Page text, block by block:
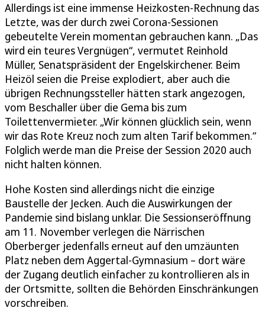
Allerdings ist eine immense Heizkosten-Rechnung das
Letzte, was der durch zwei Corona-Sessionen
gebeutelte Verein momentan gebrauchen kann. „Das
wird ein teures Vergnügen“, vermutet Reinhold
Müller, Senatspräsident der Engelskirchener. Beim
Heizöl seien die Preise explodiert, aber auch die
übrigen Rechnungssteller hätten stark angezogen,
vom Beschaller über die Gema bis zum
Toilettenvermieter. „Wir können glücklich sein, wenn
wir das Rote Kreuz noch zum alten Tarif bekommen.“
Folglich werde man die Preise der Session 2020 auch
nicht halten können.
Hohe Kosten sind allerdings nicht die einzige
Baustelle der Jecken. Auch die Auswirkungen der
Pandemie sind bislang unklar. Die Sessionseröffnung
am 11. November verlegen die Närrischen
Oberberger jedenfalls erneut auf den umzäunten
Platz neben dem Aggertal-Gymnasium – dort wäre
der Zugang deutlich einfacher zu kontrollieren als in
der Ortsmitte, sollten die Behörden Einschränkungen
vorschreiben.